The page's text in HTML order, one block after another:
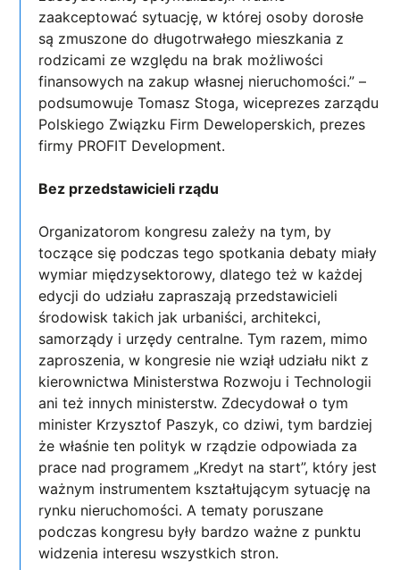
zaakceptować sytuację, w której osoby dorosłe
są zmuszone do długotrwałego mieszkania z
rodzicami ze względu na brak możliwości
finansowych na zakup własnej nieruchomości.” –
podsumowuje Tomasz Stoga, wiceprezes zarządu
Polskiego Związku Firm Deweloperskich, prezes
firmy PROFIT Development.
Bez przedstawicieli rządu
Organizatorom kongresu zależy na tym, by
toczące się podczas tego spotkania debaty miały
wymiar międzysektorowy, dlatego też w każdej
edycji do udziału zapraszają przedstawicieli
środowisk takich jak urbaniści, architekci,
samorządy i urzędy centralne. Tym razem, mimo
zaproszenia, w kongresie nie wziął udziału nikt z
kierownictwa Ministerstwa Rozwoju i Technologii
ani też innych ministerstw. Zdecydował o tym
minister Krzysztof Paszyk, co dziwi, tym bardziej
że właśnie ten polityk w rządzie odpowiada za
prace nad programem „Kredyt na start”, który jest
ważnym instrumentem kształtującym sytuację na
rynku nieruchomości. A tematy poruszane
podczas kongresu były bardzo ważne z punktu
widzenia interesu wszystkich stron.